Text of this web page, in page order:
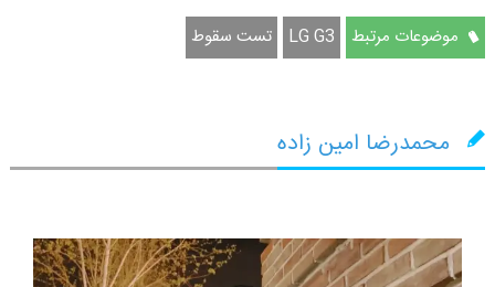
موضوعات مرتبط LG G3 تست سقوط
محمدرضا امین زاده